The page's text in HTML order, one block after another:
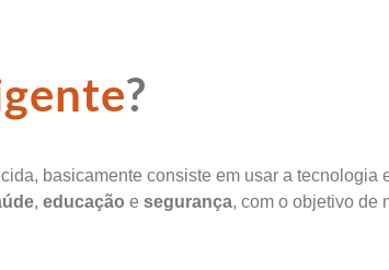
?
basicamente consiste em usar a tecnologia
, educação e segurança, com o objetivo de